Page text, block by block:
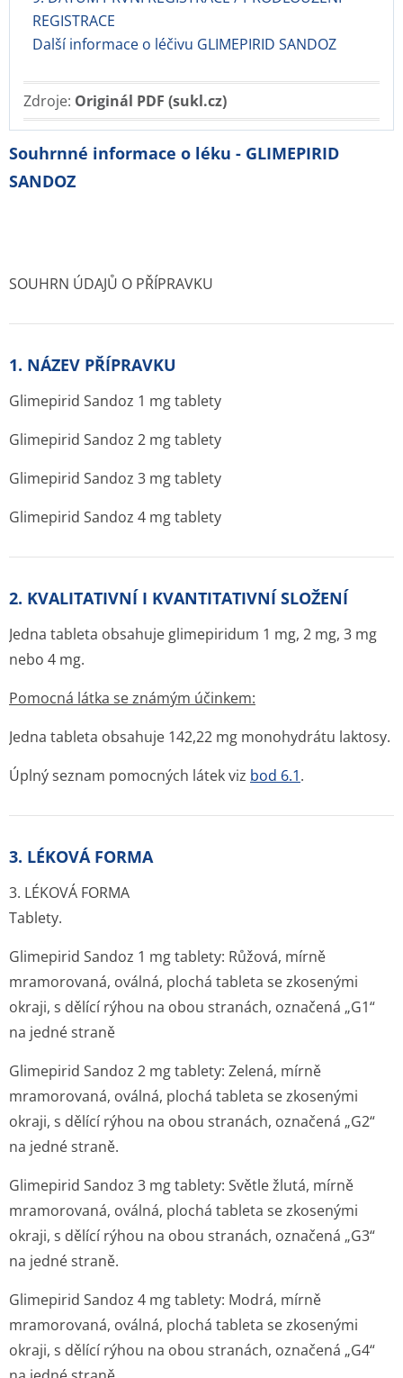
REGISTRACE
Další informace o léčivu GLIMEPIRID SANDOZ
Zdroje: Originál PDF (sukl.cz)
Souhrnné informace o léku - GLIMEPIRID
SANDOZ
SOUHRN ÚDAJŮ O PŘÍPRAVKU
1. NÁZEV PŘÍPRAVKU
Glimepirid Sandoz 1 mg tablety
Glimepirid Sandoz 2 mg tablety
Glimepirid Sandoz 3 mg tablety
Glimepirid Sandoz 4 mg tablety
2. KVALITATIVNÍ I KVANTITATIVNÍ SLOŽENÍ
Jedna tableta obsahuje glimepiridum 1 mg, 2 mg, 3 mg
nebo 4 mg.
Pomocná látka se známým účinkem:
Jedna tableta obsahuje 142,22 mg monohydrátu laktosy.
Úplný seznam pomocných látek viz bod 6.1.
3. LÉKOVÁ FORMA
3. LÉKOVÁ FORMA
Tablety.
Glimepirid Sandoz 1 mg tablety: Růžová, mírně
mramorovaná, oválná, plochá tableta se zkosenými
okraji, s dělící rýhou na obou stranách, označená „G1“
na jedné straně
Glimepirid Sandoz 2 mg tablety: Zelená, mírně
mramorovaná, oválná, plochá tableta se zkosenými
okraji, s dělící rýhou na obou stranách, označená „G2“
na jedné straně.
Glimepirid Sandoz 3 mg tablety: Světle žlutá, mírně
mramorovaná, oválná, plochá tableta se zkosenými
okraji, s dělící rýhou na obou stranách, označená „G3“
na jedné straně.
Glimepirid Sandoz 4 mg tablety: Modrá, mírně
mramorovaná, oválná, plochá tableta se zkosenými
okraji, s dělící rýhou na obou stranách, označená „G4“